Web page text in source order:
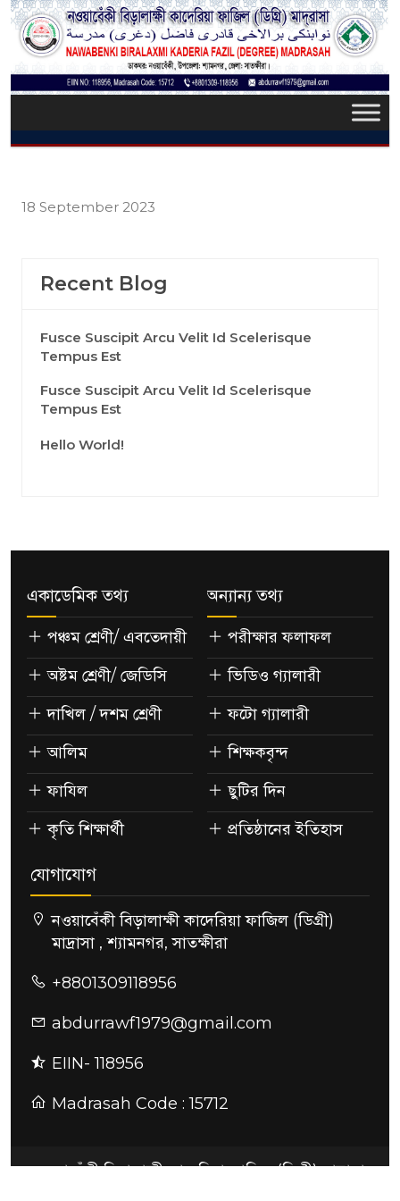
18 September 2023
Recent Blog
Fusce Suscipit Arcu Velit Id Scelerisque
Tempus Est
Fusce Suscipit Arcu Velit Id Scelerisque
Tempus Est
Hello World!
একাডেমিক তথ্য
পঞ্চম শ্রেণী/ এবতেদায়ী
অষ্টম শ্রেণী/ জেডিসি
দাখিল / দশম শ্রেণী
আলিম
ফাযিল
কৃতি শিক্ষার্থী
অন্যান্য তথ্য
পরীক্ষার ফলাফল
ভিডিও গ্যালারী
ফটো গ্যালারী
শিক্ষকবৃন্দ
ছুটির দিন
প্রতিষ্ঠানের ইতিহাস
যোগাযোগ
নওয়াবেঁকী বিড়ালাক্ষী কাদেরিয়া ফাজিল (ডিগ্রী)
মাদ্রাসা , শ্যামনগর, সাতক্ষীরা
+8801309118956
abdurrawf1979@gmail.com
EIIN- 118956
Madrasah Code : 15712
নওয়াবেঁকী বিড়ালাক্ষী কাদেরিয়া ফাজিল (ডিগ্রী) মাদ্রাসা